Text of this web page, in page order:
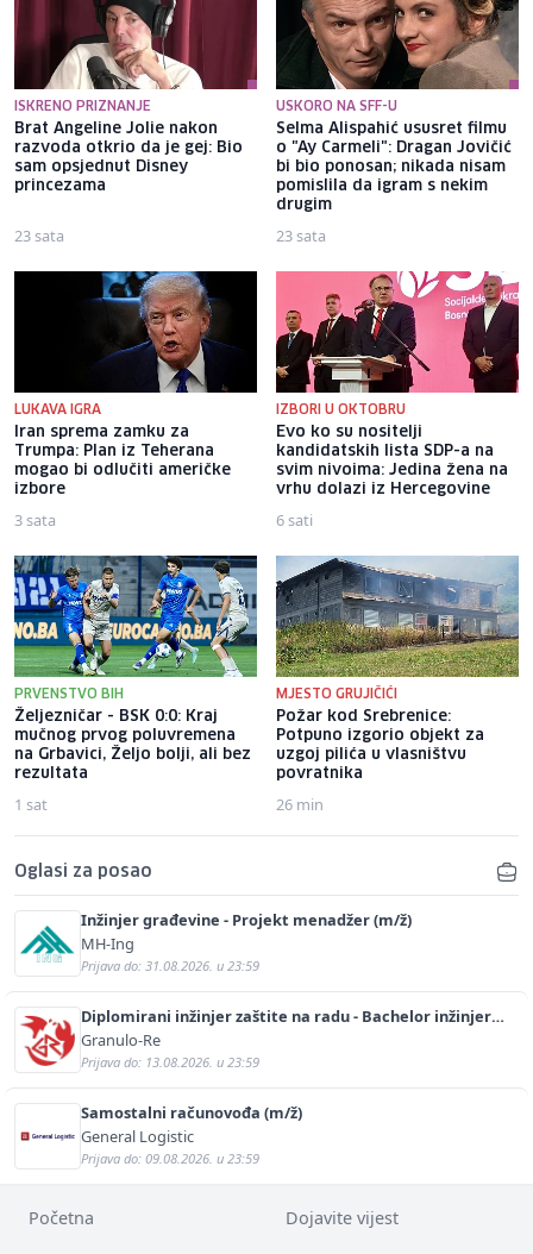
ISKRENO PRIZNANJE
Brat Angeline Jolie nakon
razvoda otkrio da je gej: Bio
sam opsjednut Disney
princezama
23 sata
USKORO NA SFF-U
Selma Alispahić ususret filmu
o "Ay Carmeli": Dragan Jovičić
bi bio ponosan; nikada nisam
pomislila da igram s nekim
drugim
23 sata
LUKAVA IGRA
Iran sprema zamku za
Trumpa: Plan iz Teherana
mogao bi odlučiti američke
izbore
3 sata
IZBORI U OKTOBRU
Evo ko su nositelji
kandidatskih lista SDP-a na
svim nivoima: Jedina žena na
vrhu dolazi iz Hercegovine
6 sati
PRVENSTVO BIH
Željezničar - BSK 0:0: Kraj
mučnog prvog poluvremena
na Grbavici, Željo bolji, ali bez
rezultata
1 sat
MJESTO GRUJIČIĆI
Požar kod Srebrenice:
Potpuno izgorio objekt za
uzgoj pilića u vlasništvu
povratnika
26 min
Oglasi za posao
Inžinjer građevine - Projekt menadžer (m/ž)
MH-Ing
Prijava do: 31.08.2026. u 23:59
Diplomirani inžinjer zaštite na radu - Bachelor inžinjer
sigurnosti i pomoći (m/ž)
Granulo-Re
Prijava do: 13.08.2026. u 23:59
Samostalni računovođa (m/ž)
General Logistic
Prijava do: 09.08.2026. u 23:59
Početna Dojavite vijest